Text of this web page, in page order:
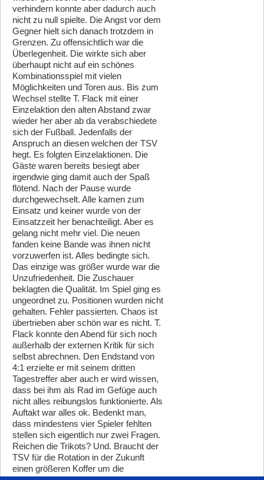
verhindern konnte aber dadurch auch
nicht zu null spielte. Die Angst vor dem
Gegner hielt sich danach trotzdem in
Grenzen. Zu offensichtlich war die
Überlegenheit. Die wirkte sich aber
überhaupt nicht auf ein schönes
Kombinationsspiel mit vielen
Möglichkeiten und Toren aus. Bis zum
Wechsel stellte T. Flack mit einer
Einzelaktion den alten Abstand zwar
wieder her aber ab da verabschiedete
sich der Fußball. Jedenfalls der
Anspruch an diesen welchen der TSV
hegt. Es folgten Einzelaktionen. Die
Gäste waren bereits besiegt aber
irgendwie ging damit auch der Spaß
flötend. Nach der Pause wurde
durchgewechselt. Alle kamen zum
Einsatz und keiner wurde von der
Einsatzzeit her benachteiligt. Aber es
gelang nicht mehr viel. Die neuen
fanden keine Bande was ihnen nicht
vorzuwerfen ist. Alles bedingte sich.
Das einzige was größer wurde war die
Unzufriedenheit. Die Zuschauer
beklagten die Qualität. Im Spiel ging es
ungeordnet zu. Positionen wurden nicht
gehalten. Fehler passierten. Chaos ist
übertrieben aber schön war es nicht. T.
Flack konnte den Abend für sich noch
außerhalb der externen Kritik für sich
selbst abrechnen. Den Endstand von
4:1 erzielte er mit seinem dritten
Tagestreffer aber auch er wird wissen,
dass bei ihm als Rad im Gefüge auch
nicht alles reibungslos funktionierte. Als
Auftakt war alles ok. Bedenkt man,
dass mindestens vier Spieler fehlten
stellen sich eigentlich nur zwei Fragen.
Reichen die Trikots? Und. Braucht der
TSV für die Rotation in der Zukunft
einen größeren Koffer um die